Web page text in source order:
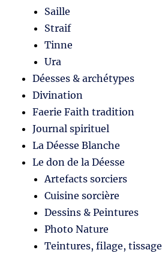
Saille
Straif
Tinne
Ura
Déesses & archétypes
Divination
Faerie Faith tradition
Journal spirituel
La Déesse Blanche
Le don de la Déesse
Artefacts sorciers
Cuisine sorcière
Dessins & Peintures
Photo Nature
Teintures, filage, tissage